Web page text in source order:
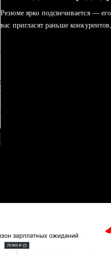
Резюме ярко подсвечивается —
вас пригласят раньше